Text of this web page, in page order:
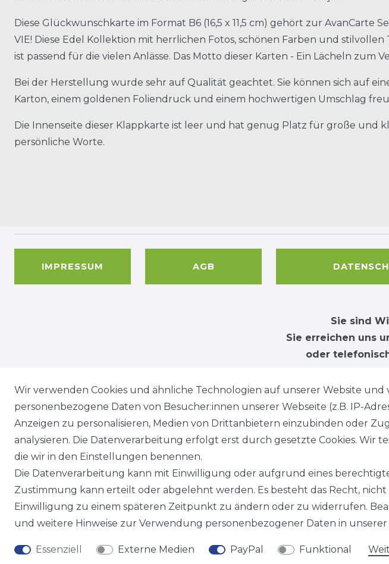
Diese Glückwunschkarte im Format B6 (16,5 x 11,5 cm) gehört zur AvanCarte
VIE! Diese Edel Kollektion mit herrlichen Fotos, schönen Farben und stilvollen
ist passend für die vielen Anlässe. Das Motto dieser Karten - Ein Lächeln zum
Bei der Herstellung wurde sehr auf Qualität geachtet. Sie können sich auf
Karton, einem goldenen Foliendruck und einem hochwertigen Umschlag
Die Innenseite dieser Klappkarte ist leer und hat genug Platz für große und
persönliche Worte.
IMPRESSUM AGB
Sie sind
Sie erreichen uns
oder
Wir versenden mit
Wir verwenden Cookies und ähnliche Technologien auf unserer Website und
personenbezogene Daten von Besucher:innen unserer Webseite (z.B. IP-
Anzeigen zu personalisieren, Medien von Drittanbietern einzubinden oder
analysieren. Die Datenverarbeitung erfolgt erst durch gesetzte Cookies. Wir
die wir in den Einstellungen benennen.
Die Datenverarbeitung kann mit Einwilligung oder aufgrund eines
Zustimmung kann erteilt oder abgelehnt werden. Es besteht das Recht,
Einwilligung zu einem späteren Zeitpunkt zu ändern oder zu widerrufen.
und weitere Hinweise zur Verwendung personenbezogener Daten in unserer
Essenziell Externe Medien PayPal Funktional